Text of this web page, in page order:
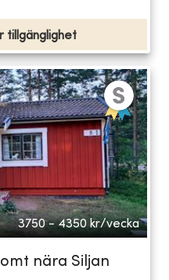
tillgänglighet
3750 - 4350 kr/vecka
nära Siljan